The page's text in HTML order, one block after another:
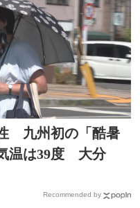
九州初の「酷暑
温は39度 大分
Recommended by